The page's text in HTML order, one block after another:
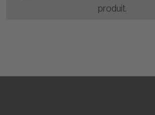
produit.